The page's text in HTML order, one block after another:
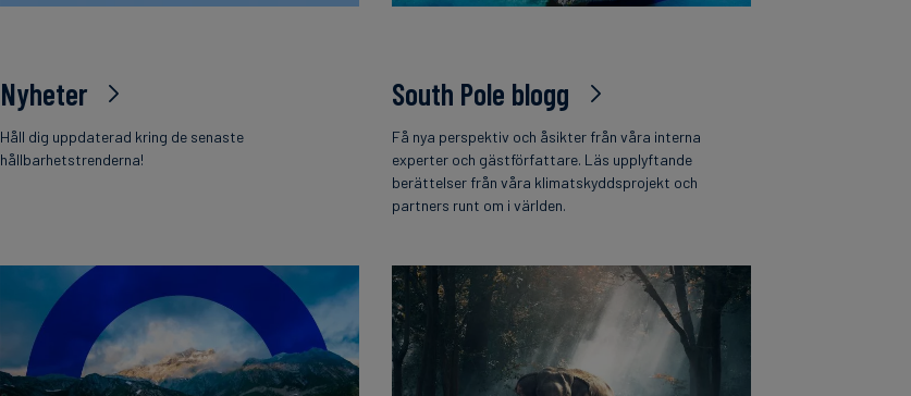
Nyheter
Håll dig uppdaterad kring de senaste
hållbarhetstrenderna!
South Pole blogg
Få nya perspektiv och åsikter från våra interna
experter och gästförfattare. Läs upplyftande
berättelser från våra klimatskyddsprojekt och
partners runt om i världen.